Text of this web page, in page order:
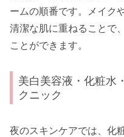
ームの順番です。メイク
清潔な肌に重ねることで
ことができます。
美白美容液・化粧水
クニック
夜のスキンケアでは、化